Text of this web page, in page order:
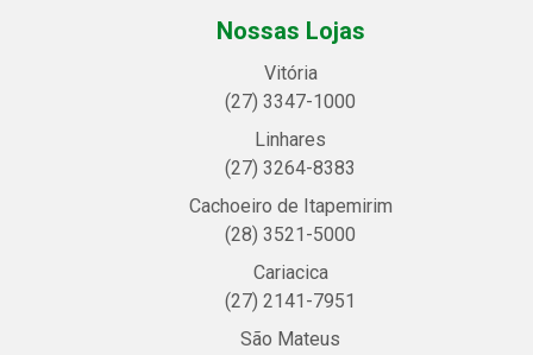
Nossas Lojas
Vitória
(27) 3347-1000
Linhares
(27) 3264-8383
Cachoeiro de Itapemirim
(28) 3521-5000
Cariacica
(27) 2141-7951
São Mateus